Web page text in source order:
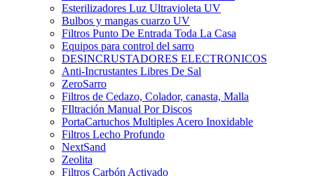
Esterilizadores Luz Ultravioleta UV
Bulbos y mangas cuarzo UV
Filtros Punto De Entrada Toda La Casa
Equipos para control del sarro
DESINCRUSTADORES ELECTRONICOS
Anti-Incrustantes Libres De Sal
ZeroSarro
Filtros de Cedazo, Colador, canasta, Malla
FIltración Manual Por Discos
PortaCartuchos Multiples Acero Inoxidable
Filtros Lecho Profundo
NextSand
Zeolita
Filtros Carbón Activado